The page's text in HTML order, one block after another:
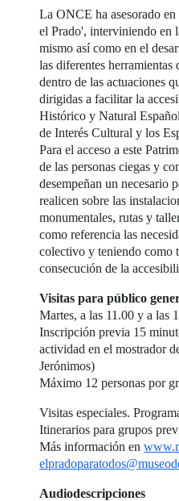
La ONCE ha asesorado
el Prado', interviniendo en
mismo así como en el
las diferentes
dentro de las actuaciones
dirigidas a facilitar la
Histórico y Natural
de Interés Cultural y los
Para el acceso a este
de las personas ciegas y
desempeñan un necesario
realicen sobre las
monumentales, rutas y
como referencia las
colectivo y teniendo como
consecución de la
Visitas para público
Martes, a las 11.00 y a las
Inscripción previa 15
actividad en el mostrador
Jerónimos)
Máximo 12 personas por
Visitas especiales.
Itinerarios para grupos
Más información en
Audiodescripciones